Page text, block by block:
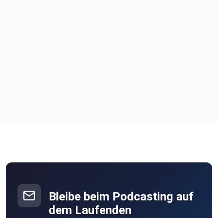
Bleibe beim Podcasting auf
dem Laufenden